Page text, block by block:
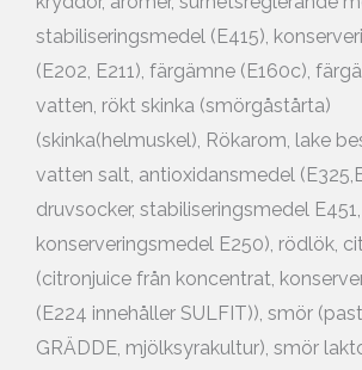
stabiliseringsmedel (E415),
(E202, E211), färgämne (E160c),
vatten, rökt skinka (smörgåstårta)
(skinka(helmuskel), Rökarom, lake
vatten salt, antioxidansmedel
druvsocker, stabiliseringsmedel E451,
konserveringsmedel E250), rödlök,
(citronjuice från koncentrat,
(E224 innehåller SULFIT)), smör
GRÄDDE, mjölksyrakultur), smör